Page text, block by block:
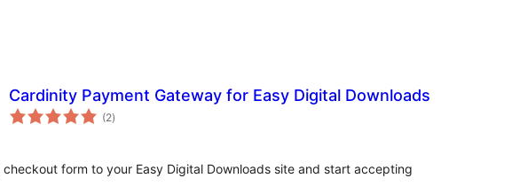
Cardinity Payment Gateway for Easy Digital Downloads
(2total
aprecieri
)
form to your Easy Digital Downloads site and start accepting